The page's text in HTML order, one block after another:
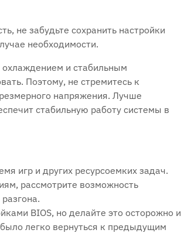
не забудьте сохранить настройки
необходимости.
охлаждением и стабильным
Поэтому, не стремитесь к
напряжения. Лучше
стабильную работу системы в
игр и других ресурсоемких задач.
рассмотрите возможность
BIOS, но делайте это осторожно и
легко вернуться к предыдущим